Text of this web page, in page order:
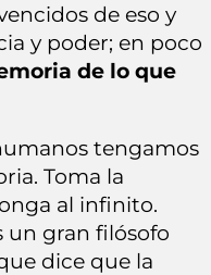
de eso y
y poder; en poco
de lo que
tengamos
Toma la
al infinito.
un gran filósofo
dice que la